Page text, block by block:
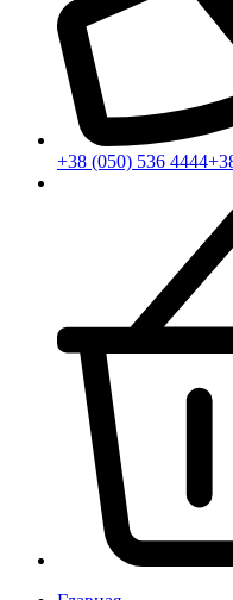
+38 (050) 536 4444